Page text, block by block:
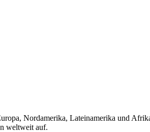
Nordamerika, Lateinamerika und
weltweit auf.